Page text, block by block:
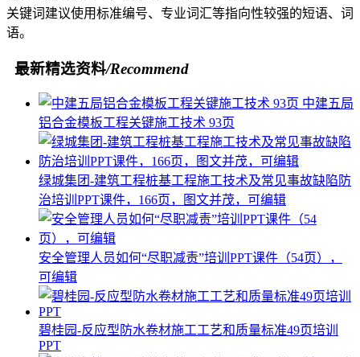
关键词建议使用标准编号、专业词汇等指向性较强的短语、词
语。
最新精选资料/Recommend
中建五局
铝合金模板工程关键施工技术 93页
绿城集团-建筑工程桩基工程施工技术及常见事故缺陷防
治培训PPT课件，166页，图文并茂，可编辑
安全管理人员如何“尽职减责”培训PPT课件（54页），
可编辑
碧桂园-反应型防水卷材施工工艺和质量标准49页培训
PPT